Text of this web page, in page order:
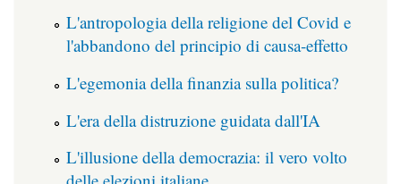
L'antropologia della religione del Covid e
l'abbandono del principio di causa-effetto
L'egemonia della finanzia sulla politica?
L'era della distruzione guidata dall'IA
L'illusione della democrazia: il vero volto